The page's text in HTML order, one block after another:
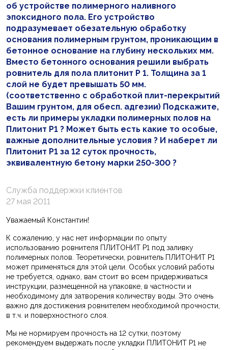
об устройстве полимерного наливного
эпоксидного пола. Его устройство
подразумевает обезательную обработку
основания полимерным грунтом, проникающим в
бетонное основание на глубину нескольких мм.
Вместо бетонного основания решили выбрать
ровнитель для пола плитонит Р 1. Толщина за 1
слой не будет превышать 50 мм.
(соответственно с обработкой плит-перекрытий
Вашим грунтом, для обесп. адгезии) Подскажите,
есть ли примеры укладки полимерных полов на
Плитонит Р1 ? Может быть есть какие то особые,
важные дополнительные условия ? И наберет ли
Плитонит Р1 за 12 суток прочность,
эквивалентную бетону марки 250-300 ?
Служба поддержки клиентов
27 мая 2011
Уважаемый Константин!
К сожалению, у нас нет информации по опыту
использованию ровнителя ПЛИТОНИТ Р1 под заливку
полимерных полов. Теоретически, ровнитель ПЛИТОНИТ Р1
может применяться для этой цели. Особых условий работы
не требуется, однако, вам стоит во всем придерживаться
инструкции, размещенной на упаковке, в частности и
необходимому для затворения количеству воды. Это очень
важно для достижения ровнителем необходимой прочности,
в т.ч. и поверхностного слоя.
Мы не нормируем прочность на 12 сутки, поэтому
рекомендуем выдержать после укладки ПЛИТОНИТ Р1 не